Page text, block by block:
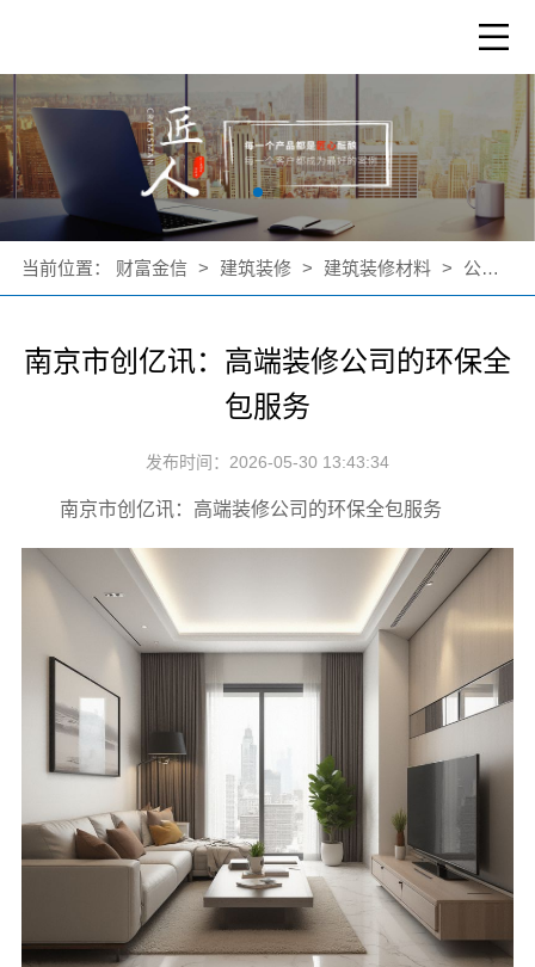
当前位置： 财富金信 > 建筑装修 > 建筑装修材料 > 公司新闻
南京市创亿讯：高端装修公司的环保全
包服务
发布时间：2026-05-30 13:43:34
南京市创亿讯：高端装修公司的环保全包服务